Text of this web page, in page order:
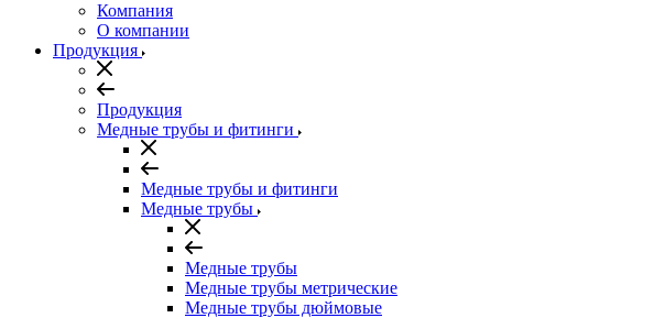
Компания
О компании
Продукция
Продукция
Медные трубы и фитинги
Медные трубы и фитинги
Медные трубы
Медные трубы
Медные трубы метрические
Медные трубы дюймовые